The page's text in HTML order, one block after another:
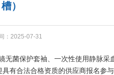
槽）
：2025-07-31
菌保护套袖、一次性使用静脉采
有合法合格资质的供应商报名参与